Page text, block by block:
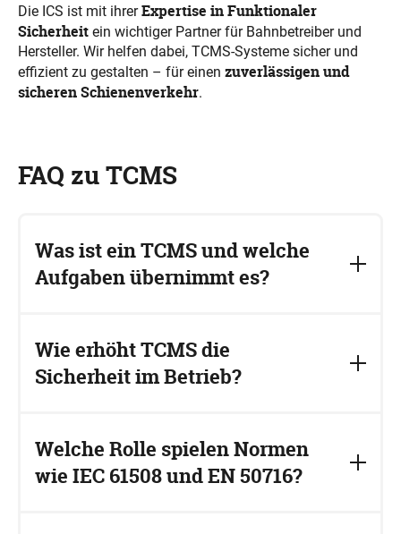
Die ICS ist mit ihrerExpertise in Funktionaler
Sicherheit ein wichtiger Partner für Bahnbetreiber und
Hersteller. Wir helfen dabei, TCMS-Systeme sicher und
effizient zu gestalten – für einen zuverlässigen und
sicheren Schienenverkehr.
FAQ zu TCMS
Was ist ein TCMS und welche
Aufgaben übernimmt es?
die zentrale Datendrehscheibe moderner Züge. Es
vernetzt und steuert sicherheitskritische Subsysteme
wie Antrieb, Bremse und Klimaregelung, sorgt für
Wie erhöht TCMS die
Sicherheit im Betrieb?
Sensordatenüberwachung, automatisierte
Fehlererkennung und definierte Notfallmaßnahmen.
So bleiben kritische Funktionen auch bei
Welche Rolle spielen Normen
wie IEC 61508 und EN 50716?